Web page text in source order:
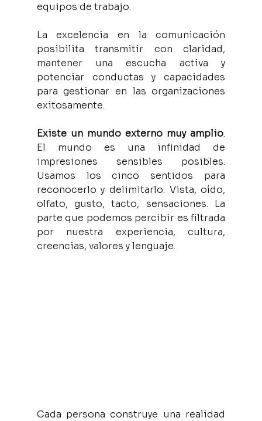
equipos de trabajo.
La excelencia en la comunicación
posibilita transmitir con claridad,
mantener una escucha activa y
potenciar conductas y capacidades
para gestionar en las organizaciones
exitosamente.
Existe un mundo externo muy amplio.
El mundo es una infinidad de
impresiones sensibles posibles.
Usamos los cinco sentidos para
reconocerlo y delimitarlo. Vista, oído,
olfato, gusto, tacto, sensaciones. La
parte que podemos percibir es filtrada
por nuestra experiencia, cultura,
creencias, valores y lenguaje.
Cada persona construye una realidad